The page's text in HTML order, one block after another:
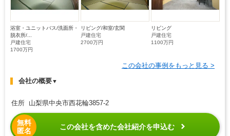
浴室・ユニットバス/洗面所・
脱衣所/...
戸建住宅
1700万円
リビング/和室/玄関
戸建住宅
2700万円
リビング
戸建住宅
1100万円
この会社の事例をもっと見る >
会社の概要▼
住所 山梨県中央市西花輪3857-2
無料
匿名
この会社を含めた会社紹介を申込む